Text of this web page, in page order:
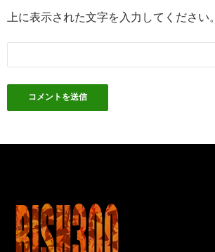
上に表示された文字を入力してください。